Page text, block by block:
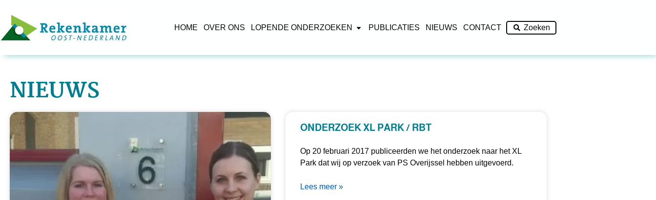
HOME OVER ONS LOPENDE ONDERZOEKEN PUBLICATIES NIEUWS CONTACT Zoeken
NIEUWS
ONDERZOEK XL PARK / RBT
Op 20 februari 2017 publiceerden we het onderzoek naar het XL
Park dat wij op verzoek van PS Overijssel hebben uitgevoerd.
Lees meer »